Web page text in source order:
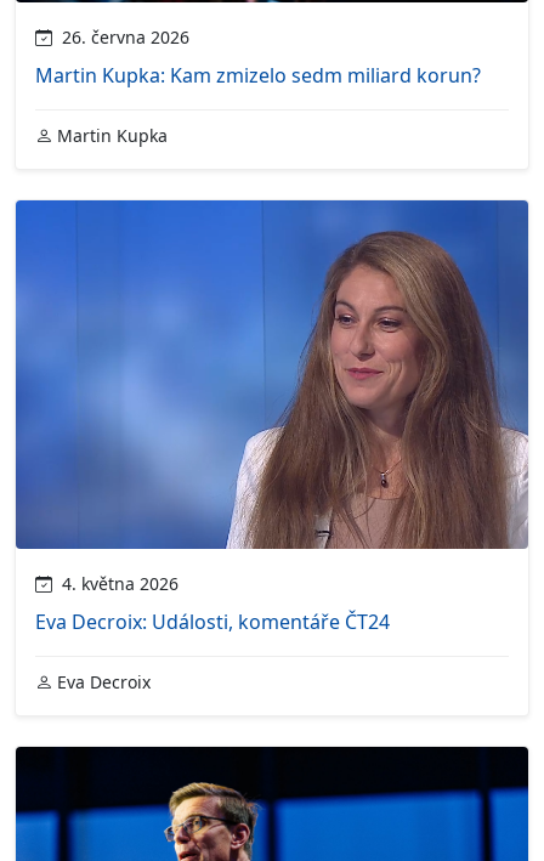
26. června 2026
Martin Kupka: Kam zmizelo sedm miliard korun?
Martin Kupka
4. května 2026
Eva Decroix: Události, komentáře ČT24
Eva Decroix